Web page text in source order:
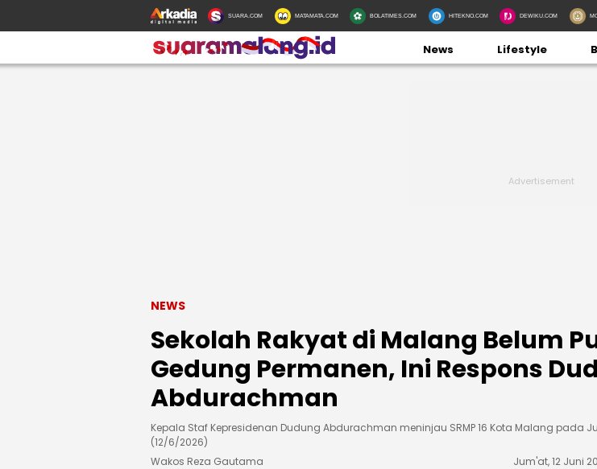
SUARA.COM MATAMATA.COM BOLATIMES.COM HITEKNO.COM DEWIKU.COM
News Lifestyle
NEWS
Sekolah Rakyat di Malang Belum
Gedung Permanen, Ini Respons
Abdurachman
Kepala Staf Kepresidenan Dudung Abdurachman meninjau SRMP 16 Kota Malang pada
(12/6/2026)
Wakos Reza Gautama
Jum'at, 12 Juni